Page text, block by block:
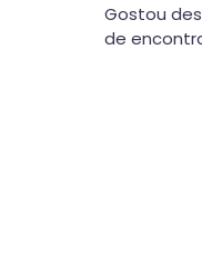
Gostou
de